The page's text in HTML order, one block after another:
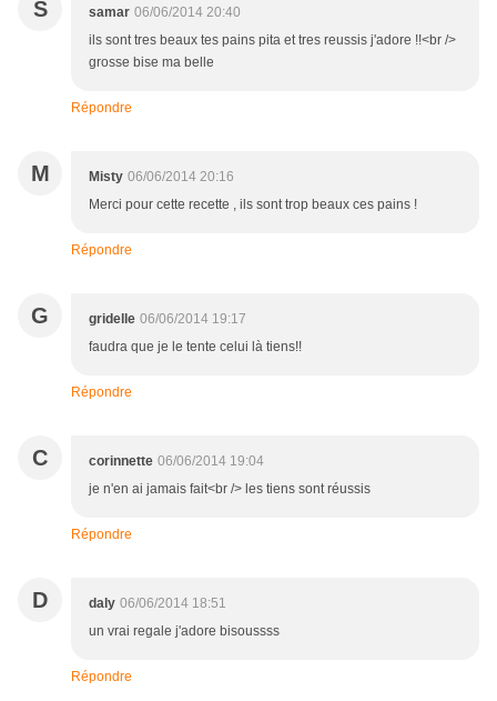
S samar 06/06/2014 20:40
ils sont tres beaux tes pains pita et tres reussis j'adore !!<br />
grosse bise ma belle
Répondre
M Misty 06/06/2014 20:16
Merci pour cette recette , ils sont trop beaux ces pains !
Répondre
G gridelle 06/06/2014 19:17
faudra que je le tente celui là tiens!!
Répondre
C corinnette 06/06/2014 19:04
je n'en ai jamais fait<br /> les tiens sont réussis
Répondre
D daly 06/06/2014 18:51
un vrai regale j'adore bisoussss
Répondre